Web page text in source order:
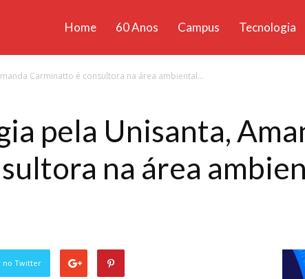
Home 60 Anos Campus Tecnologia
Carminatto é consultora na área ambiental...
pela Unisanta,
na área
no Twitter